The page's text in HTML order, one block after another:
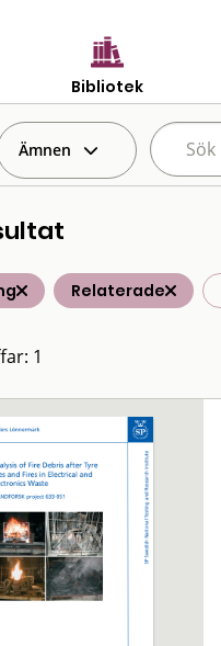
Bibliotek
Ämnen
Relaterade
1